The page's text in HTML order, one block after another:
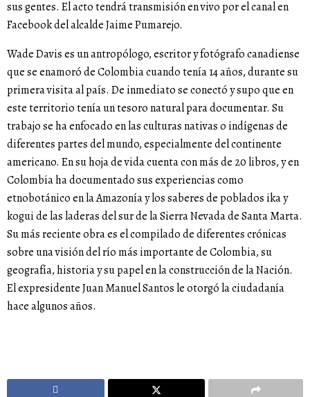
sus gentes. El acto tendrá transmisión en vivo por el canal en
Facebook del alcalde Jaime Pumarejo.
Wade Davis es un antropólogo, escritor y fotógrafo canadiense
que se enamoró de Colombia cuando tenía 14 años, durante su
primera visita al país. De inmediato se conectó y supo que en
este territorio tenía un tesoro natural para documentar. Su
trabajo se ha enfocado en las culturas nativas o indígenas de
diferentes partes del mundo, especialmente del continente
americano. En su hoja de vida cuenta con más de 20 libros, y en
Colombia ha documentado sus experiencias como
etnobotánico en la Amazonía y los saberes de poblados ika y
kogui de las laderas del sur de la Sierra Nevada de Santa Marta.
Su más reciente obra es el compilado de diferentes crónicas
sobre una visión del río más importante de Colombia, su
geografía, historia y su papel en la construcción de la Nación.
El expresidente Juan Manuel Santos le otorgó la ciudadanía
hace algunos años.